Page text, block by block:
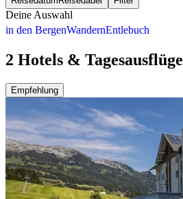
Deine Auswahl
in den BergenWandernEntlebuch
2 Hotels & Tagesausflüge
Empfehlung